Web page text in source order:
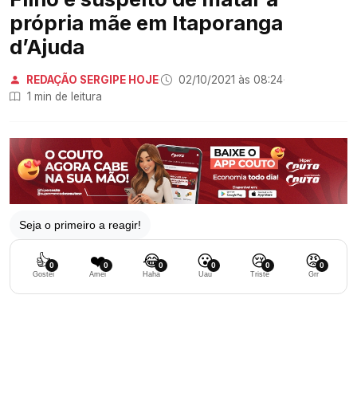
própria mãe em Itaporanga
d’Ajuda
REDAÇÃO SERGIPE HOJE· 02/10/2021 às 08:24·
1 min de leitura
Seja o primeiro a reagir!
👍0
Gostei
❤️0
Amei
😂0
Haha
😮0
Uau
😢0
Triste
😡0
Grr